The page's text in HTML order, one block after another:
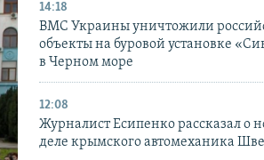
14:18
ВМС Украины уничтожили
объекты на буровой установке
в Черном море
12:08
Журналист Есипенко рассказал о
деле крымского автомеханика